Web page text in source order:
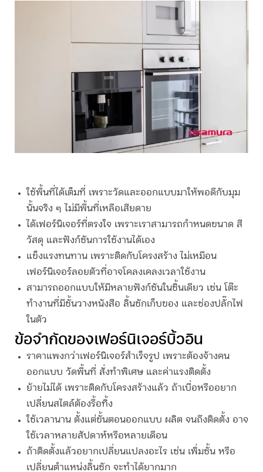
ใช้พื้นที่ได้เต็มที่ เพราะวัดและออกแบบมาให้พอดีกับมุม
นั้นจริง ๆ ไม่มีพื้นที่เหลือเสียดาย
ได้เฟอร์นิเจอร์ที่ตรงใจ เพราะเราสามารถกำหนดขนาด สี
วัสดุ และฟังก์ชันการใช้งานได้เอง
แข็งแรงทนทาน เพราะติดกับโครงสร้าง ไม่เหมือน
เฟอร์นิเจอร์ลอยตัวที่อาจโคลงเคลงเวลาใช้งาน
สามารถออกแบบให้มีหลายฟังก์ชันในชิ้นเดียว เช่น โต๊ะ
ทำงานที่มีชั้นวางหนังสือ ลิ้นชักเก็บของ และช่องปลั๊กไฟ
ในตัว
ข้อจำกัดของเฟอร์นิเจอร์บิ้วอิน
ราคาแพงกว่าเฟอร์นิเจอร์สำเร็จรูป เพราะต้องจ้างคน
ออกแบบ วัดพื้นที่ สั่งทำพิเศษ และค่าแรงติดตั้ง
ย้ายไม่ได้ เพราะติดกับโครงสร้างแล้ว ถ้าเบื่อหรืออยาก
เปลี่ยนสไตล์ต้องรื้อทิ้ง
ใช้เวลานาน ตั้งแต่ขั้นตอนออกแบบ ผลิต จนถึงติดตั้ง อาจ
ใช้เวลาหลายสัปดาห์หรือหลายเดือน
ถ้าติดตั้งแล้วอยากเปลี่ยนแปลงอะไร เช่น เพิ่มชั้น หรือ
เปลี่ยนตำแหน่งลิ้นชัก จะทำได้ยากมาก